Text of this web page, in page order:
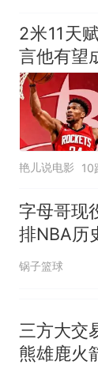
2米11天
言他有望
艳儿说电影 10
字母哥现
排NBA历
锅子篮球
三方大交
熊雄鹿火